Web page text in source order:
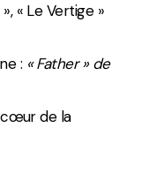
« Le Vertige »
: « Father » de
cœur de la